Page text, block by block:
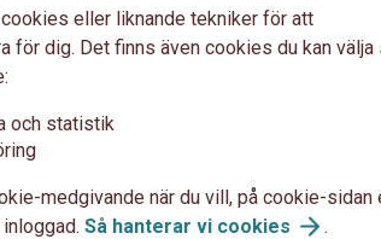
att hantera din pension
minskat i värde under
eller liknande tekniker för att
för dig. Det finns även cookies du kan välja
och statistik
medgivande när du vill, på cookie-sidan
Så hanterar vi cookies .